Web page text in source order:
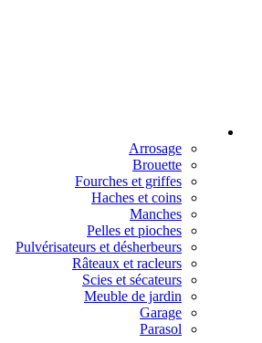
Arrosage
Brouette
Fourches et griffes
Haches et coins
Manches
Pelles et pioches
Pulvérisateurs et désherbeurs
Râteaux et racleurs
Scies et sécateurs
Meuble de jardin
Garage
Parasol